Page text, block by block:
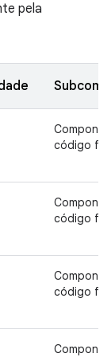
pela
código
código
código